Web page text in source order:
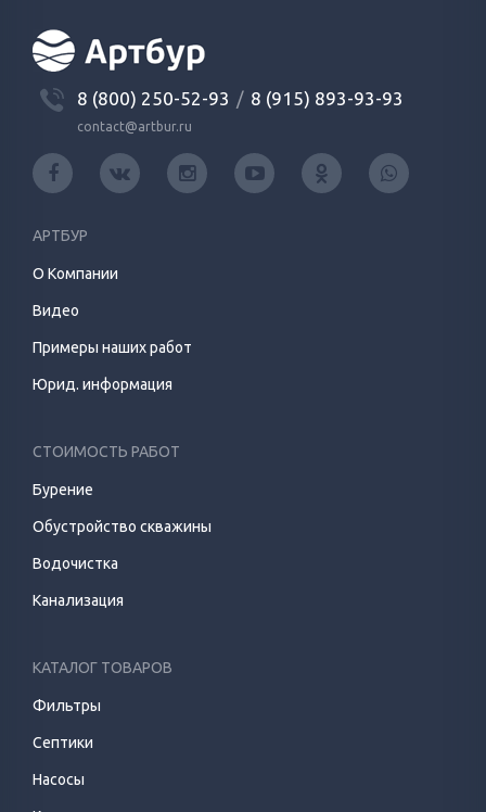
8 (800) 250-52-93 / 8 (915) 893-93-93
contact@artbur.ru
АРТБУР
О Компании
Видео
Примеры наших работ
Юрид. информация
СТОИМОСТЬ РАБОТ
Бурение
Обустройство скважины
Водочистка
Канализация
КАТАЛОГ ТОВАРОВ
Фильтры
Септики
Насосы